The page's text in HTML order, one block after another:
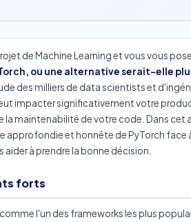
de Machine Learning et vous vous
ou une alternative serait-elle
des milliers de data scientists et
impacter significativement votre
la maintenabilité de votre code. Dans cet
approfondie et honnête de PyTorch face
à prendre la bonne décision.
forts
l'un des frameworks les plus